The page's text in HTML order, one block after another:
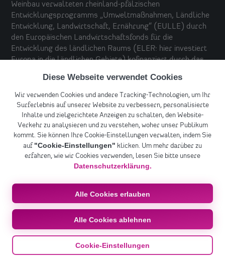
Weinbau verwalteten rheinland-pfälzischen
Entwicklungsprogramms „Umweltmaßnahmen, Ländliche
Entwicklung, Landwirtschaft, Ernährung“ (EULLE) durch
den Europäischen Landwirtschaftsfonds für die
Entwicklung des ländlichen Raums (ELER: hier investiert
Europa in die ländlichen Gebiete) kofinanziert durch das
„Verbesserung der Agrarstruktur und des
Küstenschutzes“ (GAK) eine Förderung für seine
Leistungen im Ökologischen Landbau.
© 2026 Cisterzienser Weingut. Alle Rechte
vorbehalten.
Datenschutz •Cookie-
Einstellungen•AGB
Vertrag widerrufen
Diese Webseite verwendet Cookies
Wir verwenden Cookies und andere Tracking-Technologien, um Ihr
Surferlebnis auf unserer Website zu verbessern, personalisierte
Inhalte und zielgerichtete Anzeigen zu schalten, den Website-
Verkehr zu analysieren und zu verstehen, woher unser Publikum
kommt. Sie können Ihre Cookie-Einstellungen verwalten, indem Sie
auf "Cookie-Einstellungen" klicken. Um mehr darüber zu
erfahren, wie wir Cookies verwenden, lesen Sie bitte unsere
Datenschutzerklärung.
Alle Cookies erlauben
Alle Cookies ablehnen
Cookie-Einstellungen